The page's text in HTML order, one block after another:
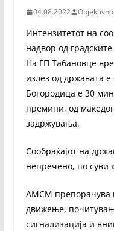
04.08.2022
Интензитетот на
надвор од
На ГП Табановце
излез од државата
Богородица е 30
премини, од
задржувања.
Сообраќајот на
непречено, по суви
АМСМ препорачува
движење,
сигнализација и